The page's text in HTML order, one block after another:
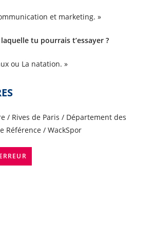
et marketing. »
tu pourrais t’essayer ?
ou La natation. »
/ Rives de Paris / Département des
Référence / WackSpor